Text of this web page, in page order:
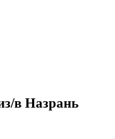
в Назрань